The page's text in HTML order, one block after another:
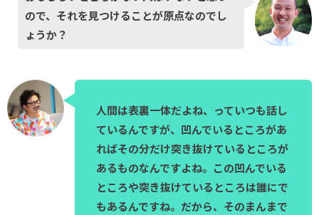
ので、それを見つけることが原点なのでし
ょうか？
人間は表裏一体だよね、っていつも話し
ているんですが、凹んでいるところがあ
ればその分だけ突き抜けているところが
あるものなんですよね。この凹んでいる
ところや突き抜けているところは誰にで
もあるんですね。だから、そのまんまで